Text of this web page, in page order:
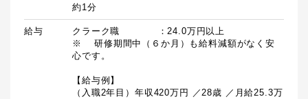
約1分
給与
クラーク職　　　　：24.0万円以上
※	研修期間中（６か月）も給料減額がなく安
心です。
【給与例】
（入職2年目）年収420万円 ／28歳 ／月給25.3万